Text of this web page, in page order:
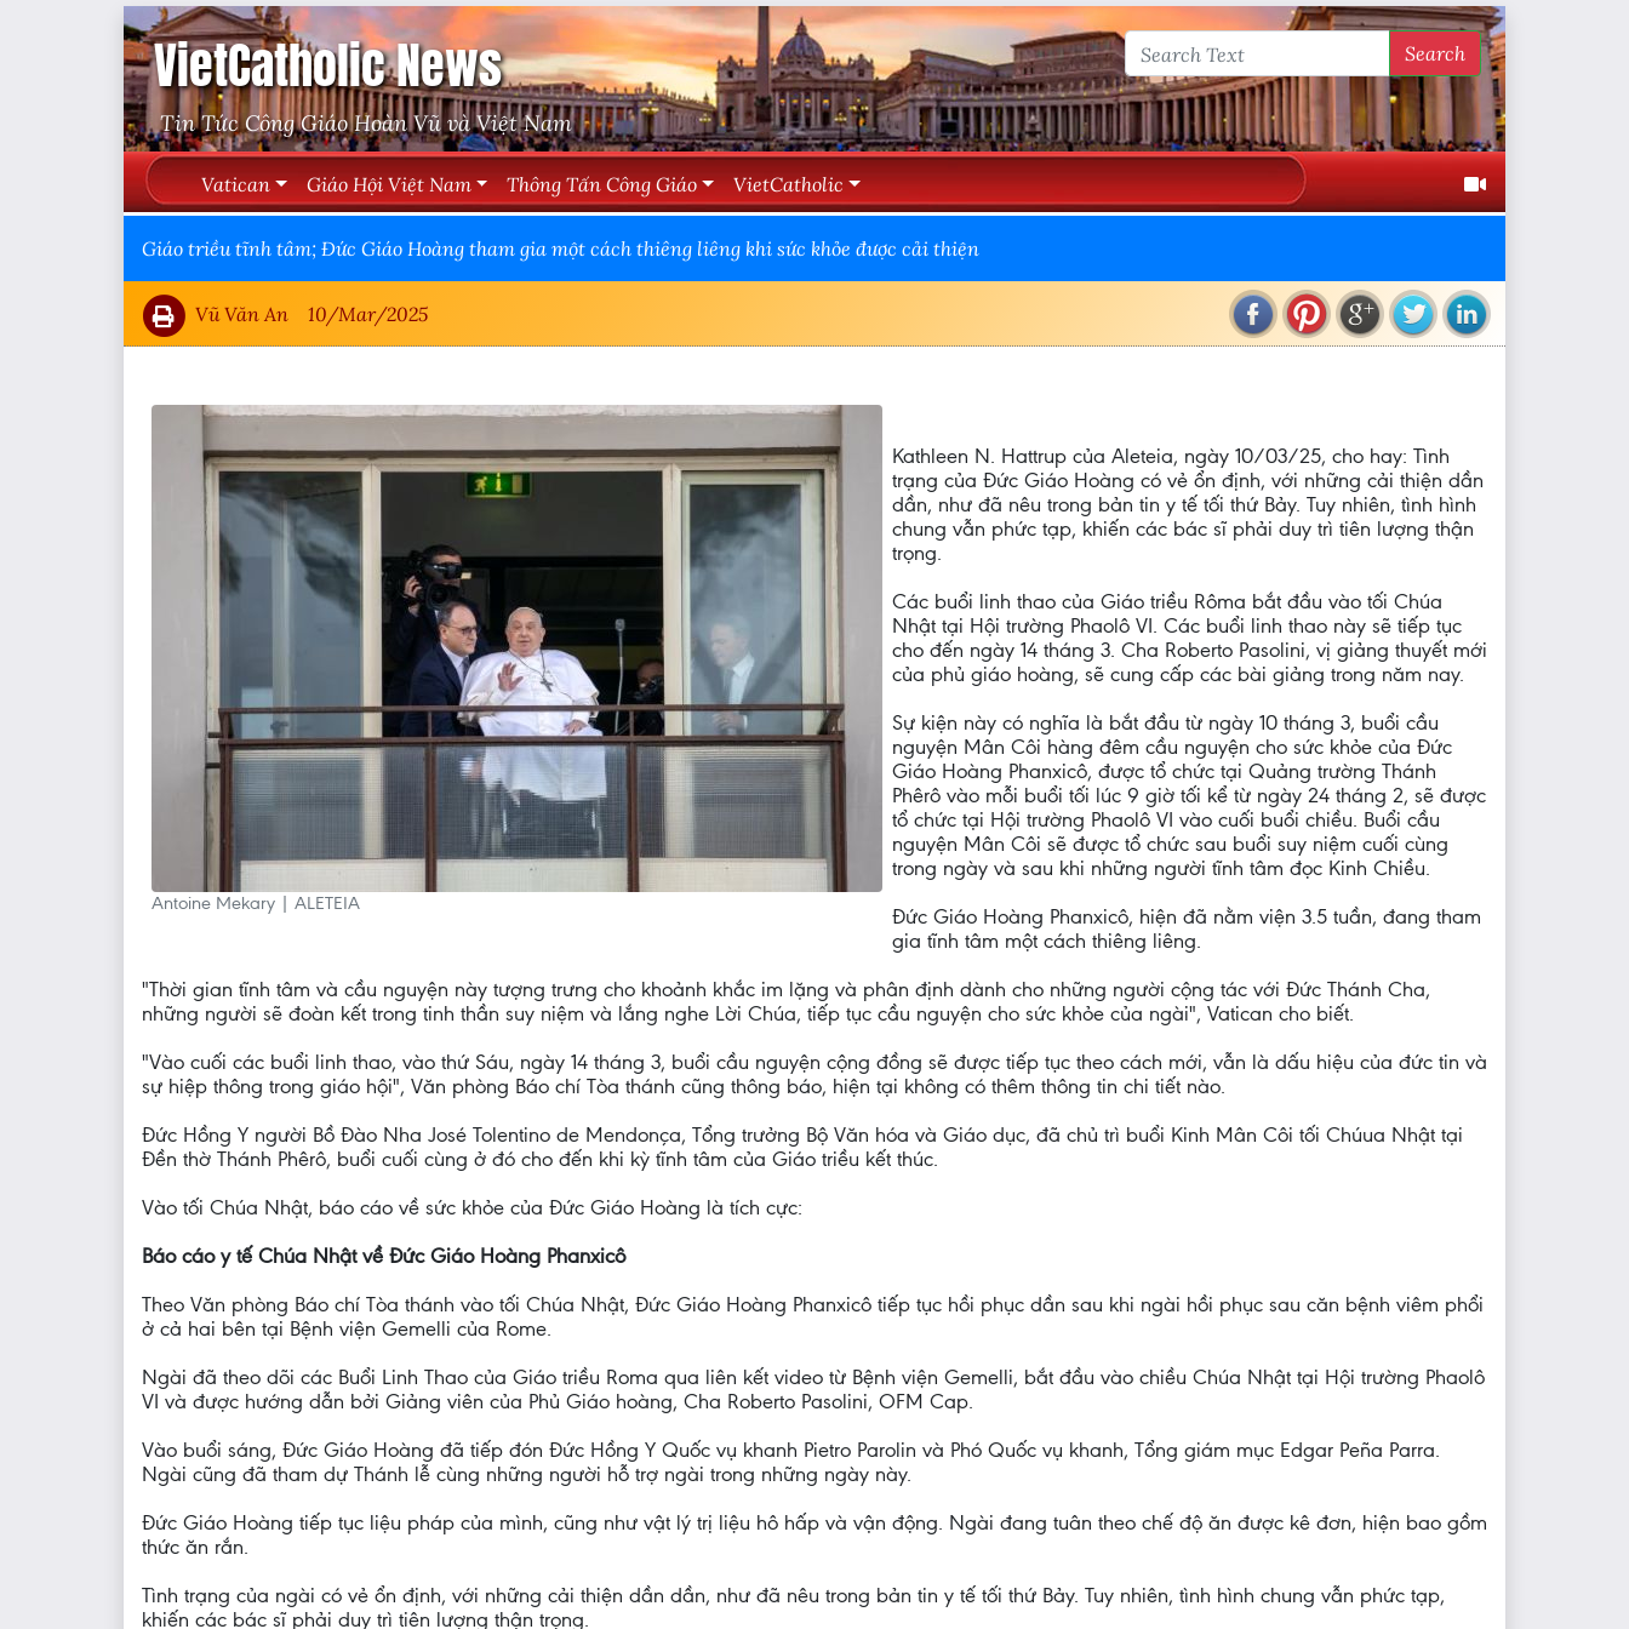
VietCatholic News
Tin Tức Công Giáo Hoàn Vũ và Việt Nam
Search
Vatican Giáo Hội Việt Nam Thông Tấn Công Giáo VietCatholic
Giáo triều tĩnh tâm; Đức Giáo Hoàng tham gia một cách thiêng liêng khi sức khỏe được cải thiện
Vũ Văn An 10/Mar/2025
Antoine Mekary | ALETEIA
Kathleen N. Hattrup của Aleteia, ngày 10/03/25, cho hay: Tình
trạng của Đức Giáo Hoàng có vẻ ổn định, với những cải thiện dần
dần, như đã nêu trong bản tin y tế tối thứ Bảy. Tuy nhiên, tình hình
chung vẫn phức tạp, khiến các bác sĩ phải duy trì tiên lượng thận
trọng.
Các buổi linh thao của Giáo triều Rôma bắt đầu vào tối Chúa
Nhật tại Hội trường Phaolô VI. Các buổi linh thao này sẽ tiếp tục
cho đến ngày 14 tháng 3. Cha Roberto Pasolini, vị giảng thuyết mới
của phủ giáo hoàng, sẽ cung cấp các bài giảng trong năm nay.
Sự kiện này có nghĩa là bắt đầu từ ngày 10 tháng 3, buổi cầu
nguyện Mân Côi hàng đêm cầu nguyện cho sức khỏe của Đức
Giáo Hoàng Phanxicô, được tổ chức tại Quảng trường Thánh
Phêrô vào mỗi buổi tối lúc 9 giờ tối kể từ ngày 24 tháng 2, sẽ được
tổ chức tại Hội trường Phaolô VI vào cuối buổi chiều. Buổi cầu
nguyện Mân Côi sẽ được tổ chức sau buổi suy niệm cuối cùng
trong ngày và sau khi những người tĩnh tâm đọc Kinh Chiều.
Đức Giáo Hoàng Phanxicô, hiện đã nằm viện 3.5 tuần, đang tham
gia tĩnh tâm một cách thiêng liêng.
"Thời gian tĩnh tâm và cầu nguyện này tượng trưng cho khoảnh khắc im lặng và phân định dành cho những người cộng tác với Đức Thánh Cha,
những người sẽ đoàn kết trong tinh thần suy niệm và lắng nghe Lời Chúa, tiếp tục cầu nguyện cho sức khỏe của ngài", Vatican cho biết.
"Vào cuối các buổi linh thao, vào thứ Sáu, ngày 14 tháng 3, buổi cầu nguyện cộng đồng sẽ được tiếp tục theo cách mới, vẫn là dấu hiệu của đức tin và
sự hiệp thông trong giáo hội", Văn phòng Báo chí Tòa thánh cũng thông báo, hiện tại không có thêm thông tin chi tiết nào.
Đức Hồng Y người Bồ Đào Nha José Tolentino de Mendonça, Tổng trưởng Bộ Văn hóa và Giáo dục, đã chủ trì buổi Kinh Mân Côi tối Chúua Nhật tại
Đền thờ Thánh Phêrô, buổi cuối cùng ở đó cho đến khi kỳ tĩnh tâm của Giáo triều kết thúc.
Vào tối Chúa Nhật, báo cáo về sức khỏe của Đức Giáo Hoàng là tích cực:
Báo cáo y tế Chúa Nhật về Đức Giáo Hoàng Phanxicô
Theo Văn phòng Báo chí Tòa thánh vào tối Chúa Nhật, Đức Giáo Hoàng Phanxicô tiếp tục hồi phục dần sau khi ngài hồi phục sau căn bệnh viêm phổi
ở cả hai bên tại Bệnh viện Gemelli của Rome.
Ngài đã theo dõi các Buổi Linh Thao của Giáo triều Roma qua liên kết video từ Bệnh viện Gemelli, bắt đầu vào chiều Chúa Nhật tại Hội trường Phaolô
VI và được hướng dẫn bởi Giảng viên của Phủ Giáo hoàng, Cha Roberto Pasolini, OFM Cap.
Vào buổi sáng, Đức Giáo Hoàng đã tiếp đón Đức Hồng Y Quốc vụ khanh Pietro Parolin và Phó Quốc vụ khanh, Tổng giám mục Edgar Peña Parra.
Ngài cũng đã tham dự Thánh lễ cùng những người hỗ trợ ngài trong những ngày này.
Đức Giáo Hoàng tiếp tục liệu pháp của mình, cũng như vật lý trị liệu hô hấp và vận động. Ngài đang tuân theo chế độ ăn được kê đơn, hiện bao gồm
thức ăn rắn.
Tình trạng của ngài có vẻ ổn định, với những cải thiện dần dần, như đã nêu trong bản tin y tế tối thứ Bảy. Tuy nhiên, tình hình chung vẫn phức tạp,
khiến các bác sĩ phải duy trì tiên lượng thận trọng.